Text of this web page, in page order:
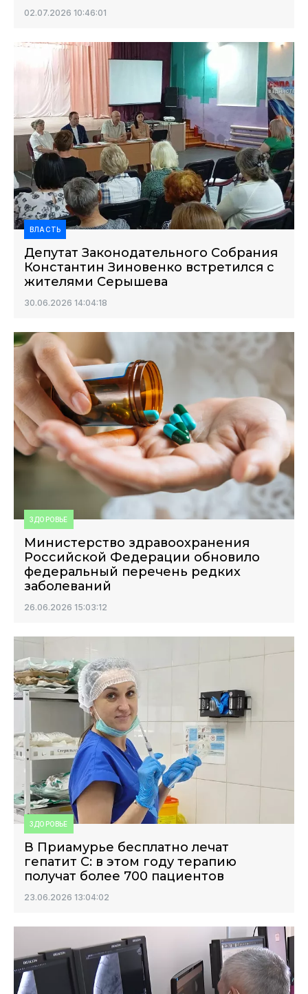
02.07.2026 10:46:01
ВЛАСТЬ
Депутат Законодательного Собрания
Константин Зиновенко встретился с
жителями Серышева
30.06.2026 14:04:18
ЗДОРОВЬЕ
Министерство здравоохранения
Российской Федерации обновило
федеральный перечень редких
заболеваний
26.06.2026 15:03:12
ЗДОРОВЬЕ
В Приамурье бесплатно лечат
гепатит С: в этом году терапию
получат более 700 пациентов
23.06.2026 13:04:02